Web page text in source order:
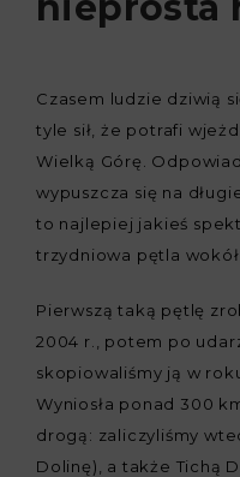
WYDARZENIA
Czasem ludzie dziwią
tyle sił, że potrafi
Wielką Górę.
wypuszcza się na
to najlepiej jakieś
trzydniowa pętla
Pierwszą taką pętlę
2004 r., potem po
skopiowaliśmy ją w
Wyniosła ponad 300
drogą: zaliczyliśmy
Dolinę), a także Tichą